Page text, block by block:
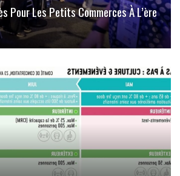
Pour Les Petits Commerces À L’ère